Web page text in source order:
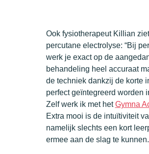
Ook fysiotherapeut Killian
percutane electrolyse: “Bij
werk je exact op de
behandeling heel accuraat
de techniek dankzij de korte
perfect geïntegreerd worden
Zelf werk ik met hetGymna
Extra mooi is de intuïtiviteit
namelijk slechts een kort
ermee aan de slag te